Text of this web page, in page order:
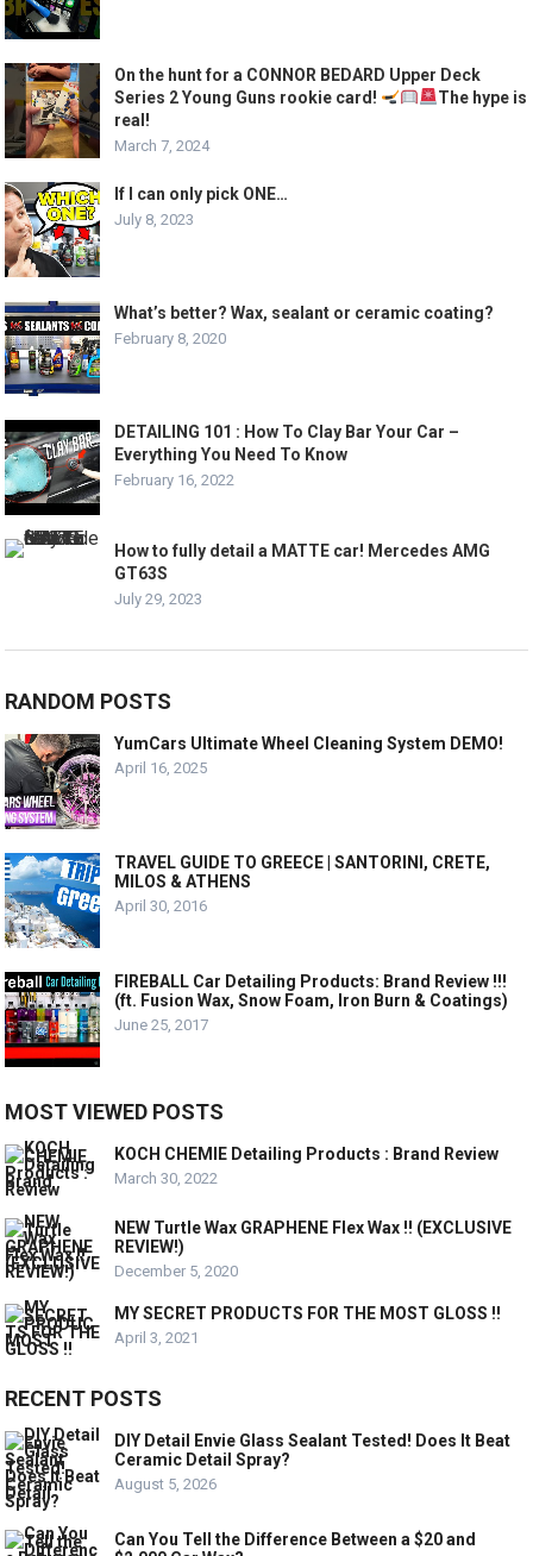
On the hunt for a CONNOR BEDARD Upper Deck
Series 2 Young Guns rookie card!
The hype is
real!
March 7, 2024
If I can only pick ONE…
July 8, 2023
What’s better? Wax, sealant or ceramic coating?
February 8, 2020
DETAILING 101 : How To Clay Bar Your Car –
Everything You Need To Know
February 16, 2022
How to fully detail a MATTE car! Mercedes AMG
GT63S
July 29, 2023
RANDOM POSTS
YumCars Ultimate Wheel Cleaning System DEMO!
April 16, 2025
TRAVEL GUIDE TO GREECE | SANTORINI, CRETE,
MILOS & ATHENS
April 30, 2016
FIREBALL Car Detailing Products: Brand Review !!!
(ft. Fusion Wax, Snow Foam, Iron Burn & Coatings)
June 25, 2017
MOST VIEWED POSTS
KOCH CHEMIE Detailing Products : Brand Review
March 30, 2022
NEW Turtle Wax GRAPHENE Flex Wax !! (EXCLUSIVE
REVIEW!)
December 5, 2020
MY SECRET PRODUCTS FOR THE MOST GLOSS !!
April 3, 2021
RECENT POSTS
DIY Detail Envie Glass Sealant Tested! Does It Beat
Ceramic Detail Spray?
August 5, 2026
Can You Tell the Difference Between a $20 and